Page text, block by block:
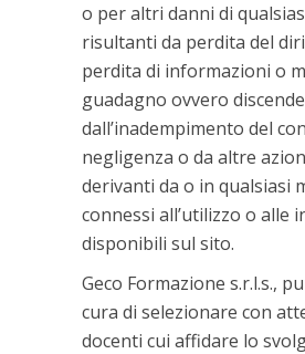
o per altri danni di
risultanti da perdita del
perdita di informazioni o
guadagno ovvero
dall’inadempimento del
negligenza o da altre
derivanti da o in qualsiasi
connessi all’utilizzo o alle
disponibili sul sito.
Geco Formazione s.r.l.s.,
cura di selezionare con
docenti cui affidare lo